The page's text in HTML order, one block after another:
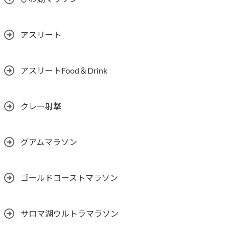
アスリート
アスリートFood＆Drink
クレー射撃
グアムマラソン
ゴールドコーストマラソン
サロマ湖ウルトラマラソン